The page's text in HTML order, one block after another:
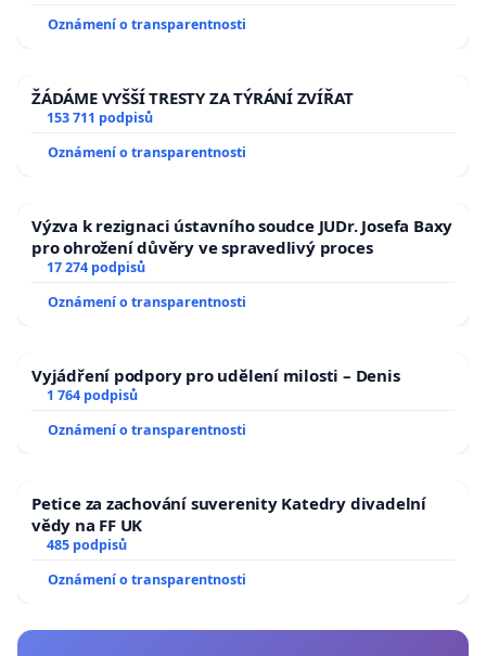
Oznámení o transparentnosti
ŽÁDÁME VYŠŠÍ TRESTY ZA TÝRÁNÍ ZVÍŘAT
153 711 podpisů
Oznámení o transparentnosti
Výzva k rezignaci ústavního soudce JUDr. Josefa Baxy
pro ohrožení důvěry ve spravedlivý proces
17 274 podpisů
Oznámení o transparentnosti
Vyjádření podpory pro udělení milosti – Denis
1 764 podpisů
Oznámení o transparentnosti
Petice za zachování suverenity Katedry divadelní
vědy na FF UK
485 podpisů
Oznámení o transparentnosti